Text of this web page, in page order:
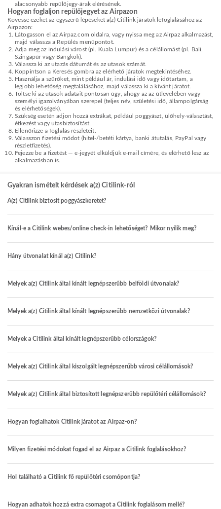
alacsonyabb repülőjegy-árak elérésének.
Hogyan foglaljon repülőjegyet az Airpazon
Kövesse ezeket az egyszerű lépéseket a(z) Citilink járatok lefoglalásához az
Airpazon:
Látogasson el az Airpaz.com oldalra, vagy nyissa meg az Airpaz alkalmazást,
majd válassza a Repülés menüpontot.
Adja meg az indulási várost (pl. Kuala Lumpur) és a célállomást (pl. Bali,
Szingapúr vagy Bangkok).
Válassza ki az utazás dátumát és az utasok számát.
Koppintson a Keresés gombra az elérhető járatok megtekintéséhez.
Használja a szűrőket, mint például ár, indulási idő vagy időtartam, a
legjobb lehetőség megtalálásához, majd válassza ki a kívánt járatot.
Töltse ki az utasok adatait pontosan úgy, ahogy az az útlevelében vagy
személyi igazolványában szerepel (teljes név, születési idő, állampolgárság
és elérhetőségek).
Szükség esetén adjon hozzá extrákat, például poggyászt, ülőhely-választást,
étkezést vagy utasbiztosítást.
Ellenőrizze a foglalás részleteit.
Válasszon fizetési módot (hitel-/betéti kártya, banki átutalás, PayPal vagy
részletfizetés).
Fejezze be a fizetést — e-jegyét elküldjük e-mail címére, és elérhető lesz az
alkalmazásban is.
Gyakran ismételt kérdések a(z) Citilink-ról
A(z) Citilink biztosít poggyászkeretet?
Kínál-e a Citilink webes/online check-in lehetőséget? Mikor nyílik meg?
Hány útvonalat kínál a(z) Citilink?
Melyek a(z) Citilink által kínált legnépszerűbb belföldi útvonalak?
Melyek a(z) Citilink által kínált legnépszerűbb nemzetközi útvonalak?
Melyek a Citilink által kínált legnépszerűbb célországok?
Melyek a(z) Citilink által kiszolgált legnépszerűbb városi célállomások?
Melyek a(z) Citilink által biztosított legnépszerűbb repülőtéri célállomások?
Hogyan foglalhatok Citilink járatot az Airpaz-on?
Milyen fizetési módokat fogad el az Airpaz a Citilink foglalásokhoz?
Hol található a Citilink fő repülőtéri csomópontja?
Hogyan adhatok hozzá extra csomagot a Citilink foglalásom mellé?